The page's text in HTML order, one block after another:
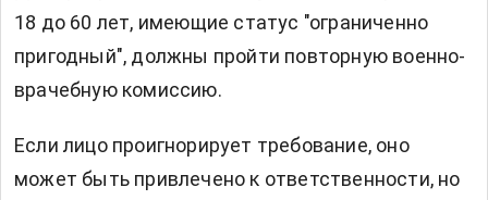
18 до 60 лет, имеющие статус "ограниченно
пригодный", должны пройти повторную военно-
врачебную комиссию.
Если лицо проигнорирует требование, оно
может быть привлечено к ответственности, но